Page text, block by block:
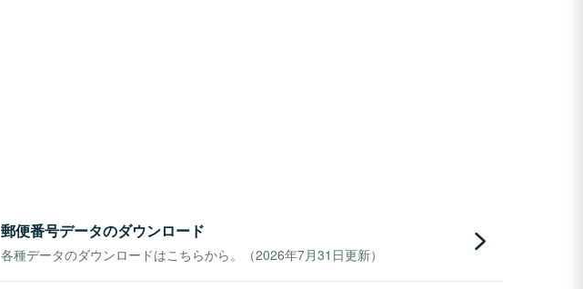
郵便番号データのダウンロード
各種データのダウンロードはこちらから。（2026年7月31日更新）